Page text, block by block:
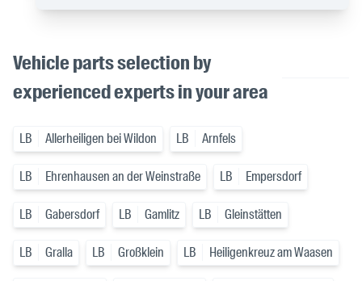
Vehicle parts selection by
experienced experts in your area
LB Allerheiligen bei Wildon LB Arnfels
LB Ehrenhausen an der Weinstraße LB Empersdorf
LB Gabersdorf LB Gamlitz LB Gleinstätten
LB Gralla LB Großklein LB Heiligenkreuz am Waasen